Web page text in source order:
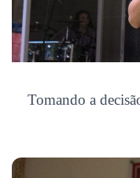
Tomando a